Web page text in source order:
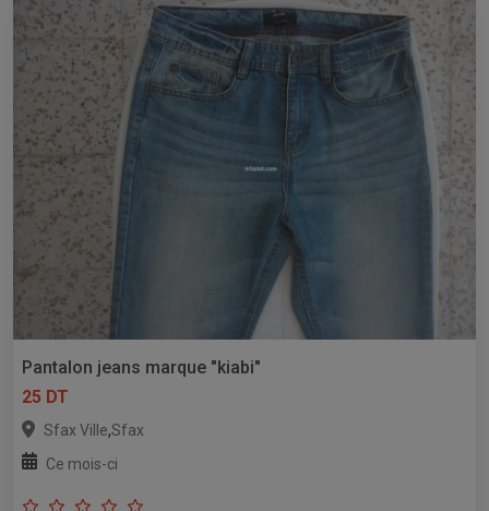
Pantalon jeans marque "kiabi"
25 DT
Sfax Ville,Sfax
Ce mois-ci